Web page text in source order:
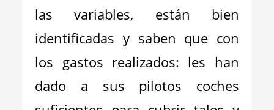
las variables, están bien
identificadas y saben que con
los gastos realizados: les han
dado a sus pilotos coches